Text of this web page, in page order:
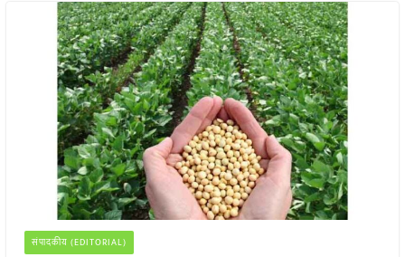
संपादकीय (EDITORIAL)